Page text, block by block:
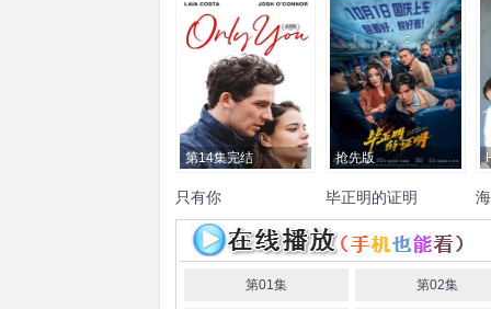
第14集完结
只有你
乔什·奥康纳 莱娅·科斯塔
罗宾·莱因 斯图尔特·马丁
抢先版
毕正明的证明
王安宇 张天爱 聂远 王彦
霖 冯兵 邬家楷 孔令美 黄
石云鹏 于白水
第01集 第02集